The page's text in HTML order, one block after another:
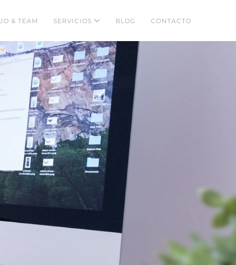
& TEAM SERVICIOS BLOG CONTACTO